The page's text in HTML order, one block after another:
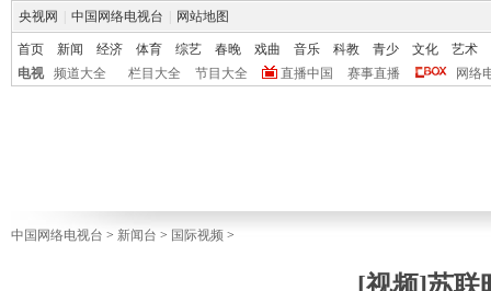
央视网 中国网络电视台 网站地图
首页 新闻 经济 体育 综艺 春晚 戏曲 音乐 科教 青少 文化
艺术
电视
频道大全 栏目大全 节目大全 直播中国 赛事直播 网络
中国网络电视台 > 新闻台 > 国际视频 >